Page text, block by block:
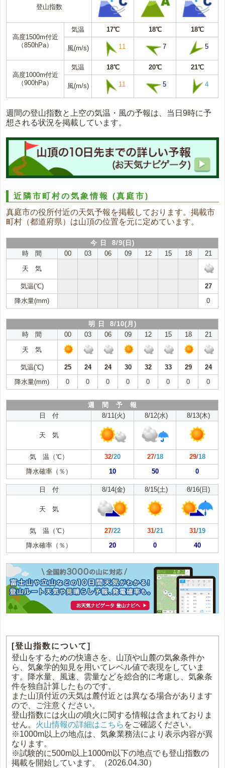
登山指数
高度1500m付近
（850hPa）
気温 17℃ 18℃ 18℃
風(m/s) 11 7 5
高度1000m付近
（900hPa）
気温 18℃ 20℃ 21℃
風(m/s) 11 5 4
週間の登山指数と上空の気温・風の予報は、当日9時に予
想される状況を掲載しています。
近隣市町村の気象情報(真庭市)
真庭市の役所付近の天気予報を掲載しております。掲載市
町村（都道府県）は山頂の位置を元に定めています。
今 日 8/9(日)
時 間
00 03 06 09 12 15 18
21
天 気
気温(℃)
27
降水量(mm)
0
明 日 8/10(月)
時 間
00 03 06 09 12 15 18
21
天 気
気温(℃) 25 24 24 30 32 33 29
24
降水量(mm)
0 0 0 0 0 0 0 0
週 間 予 報
日 付
8/11(火) 8/12(水) 8/13(木)
天 気
気 温（℃） 32/20 27/18 29/18
降水確率（％）
10 50 0
日 付 8/14(金) 8/15(土) 8/16(日)
天 気
気 温（℃） 27/22 31/21 31/19
降水確率（％）
20 0 40
[登山指数について]
登山をするための快適さを、山頂や山麓の気象条件か
ら、気象学的知見を用いてレベル値で表現をしていま
す。降水量、風速、雲量などを総合的に考慮し、気象条
件を独自計算したものです。
また山頂付近の天気は麓付近とは異なる場合があります
ので、ご注意ください。
登山指数には火山の噴火に関する情報は含まれておりま
せん。 火山情報の詳細はこちら をご確認ください。
※1000m以上の地点は、気象業務法により表示内容が異
なります。
※試験的に500m以上1000m以下の地点でも登山指数の
掲載を開始しています。（2026.04.30）